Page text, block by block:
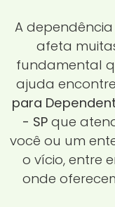
A
afeta
fundamental
ajuda
para
- SPque
você ou um
o vício, entre
onde